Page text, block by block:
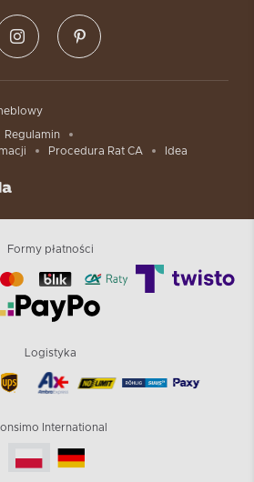
Regulamin
Procedura Rat CA Idea
Formy płatności
Logistyka
International